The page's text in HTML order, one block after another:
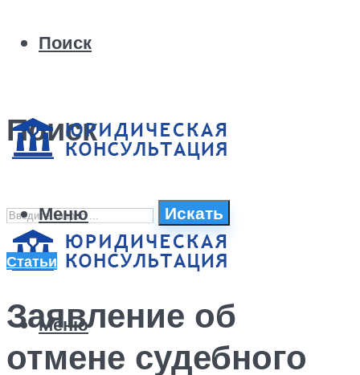
Поиск
Поиск
Искать
Меню
Меню
Статьи
Заявление об
отмене судебного